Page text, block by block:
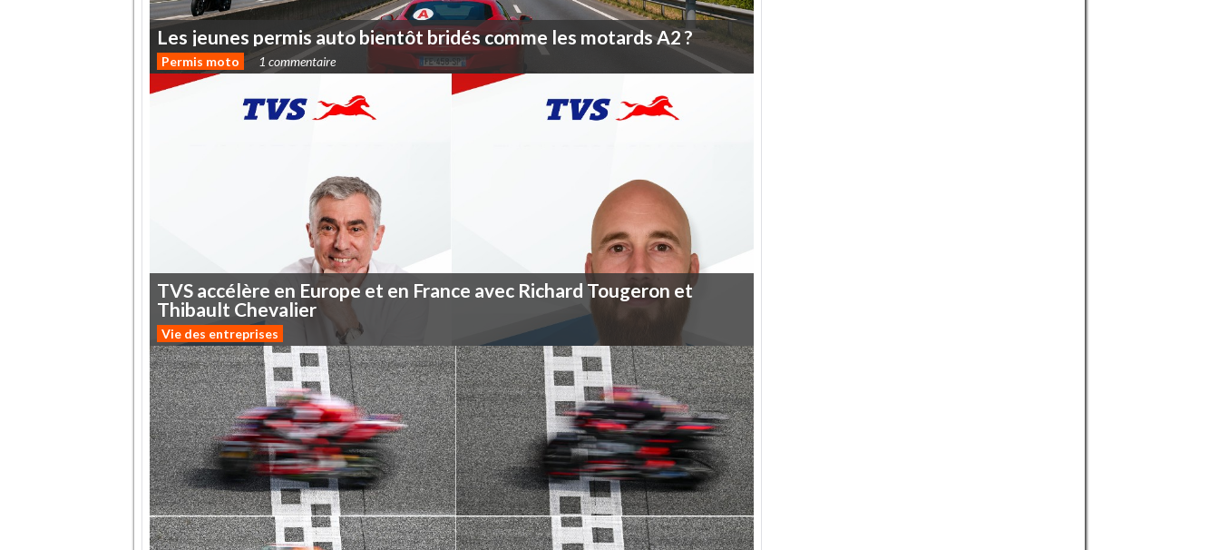
Les jeunes permis auto bientôt bridéscomme les motardsA2?
Permis moto 1 commentaire
TVS accélère en Europe et en France avec Richard Tougeron et
Thibault Chevalier
Vie des entreprises